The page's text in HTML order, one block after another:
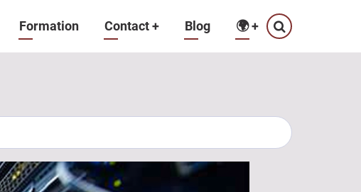
Formation Contact+ Blog 🌍+